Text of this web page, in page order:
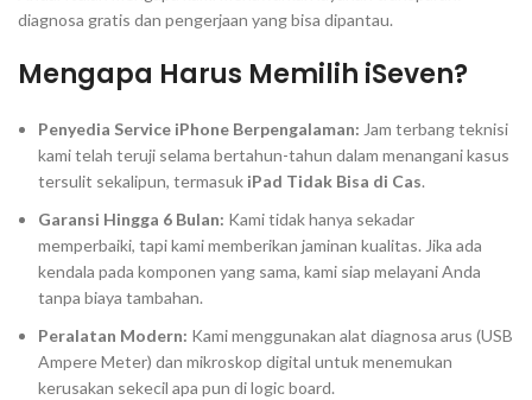
diagnosa gratis dan pengerjaan yang bisa dipantau.
Mengapa Harus Memilih iSeven?
Penyedia Service iPhone Berpengalaman: Jam terbang teknisi
kami telah teruji selama bertahun-tahun dalam menangani kasus
tersulit sekalipun, termasuk iPad Tidak Bisa di Cas.
Garansi Hingga 6 Bulan: Kami tidak hanya sekadar
memperbaiki, tapi kami memberikan jaminan kualitas. Jika ada
kendala pada komponen yang sama, kami siap melayani Anda
tanpa biaya tambahan.
Peralatan Modern: Kami menggunakan alat diagnosa arus (USB
Ampere Meter) dan mikroskop digital untuk menemukan
kerusakan sekecil apa pun dilogic board.